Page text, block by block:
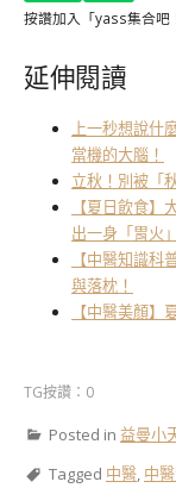
按讚加入「yass集合吧
延伸閱讀
上一秒想說什
當機的大腦！
立秋！別被「
【夏日飲食
出一身「胃火
【中醫知識科
與落枕！
【中醫美顏
TG按讚：0
Posted in 益曼小
Tagged 中醫, 中